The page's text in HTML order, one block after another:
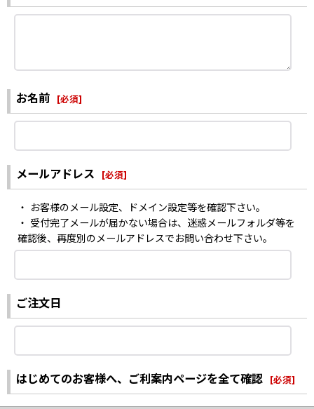
お名前 [必須]
メールアドレス [必須]
・ お客様のメール設定、ドメイン設定等を確認下さい。
・ 受付完了メールが届かない場合は、迷惑メールフォルダ等を
確認後、再度別のメールアドレスでお問い合わせ下さい。
ご注文日
はじめてのお客様へ、ご利案内ページを全て確認 [必須]